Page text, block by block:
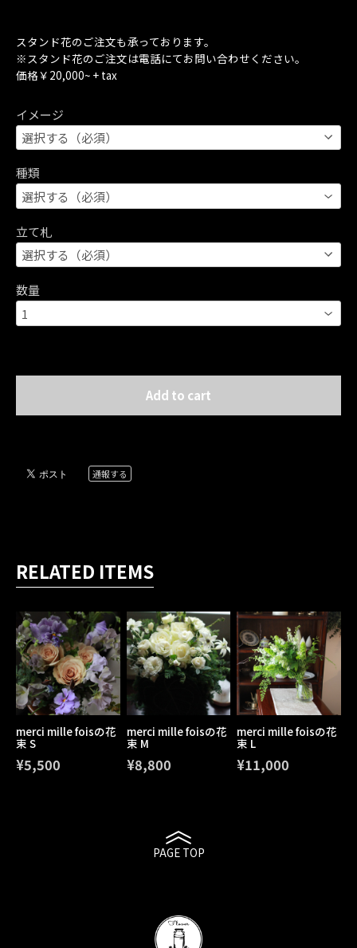
スタンド花のご注文も承っております。
※スタンド花のご注文は電話にてお問い合わせください。
価格￥20,000~ + tax
イメージ
種類
立て札
数量
Add to cart
通報する
RELATED ITEMS
merci mille foisの花
束 S
¥5,500
merci mille foisの花
束 M
¥8,800
merci mille foisの花
束 L
¥11,000
PAGE TOP